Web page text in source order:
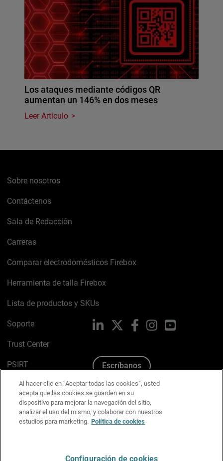
Los ataques mediante códigos QR
aumentan un 146% en dos meses
Leer Artículo
Sobre nosotros
Contáctenos
Sala de Redacción
Carreras
Comparar electrodomésticos Firebox
Herramienta de talla Firebox
Lista de productos y SKUs
Soporte
Trust Center
PSIRT
Política de cookies
Política de privacidad
Kit de medios y marca
LinkedIn FacebookInstagramYouTube
Escríbanos
Al hacer clic en “Aceptar todas las cookies”, usted
acepta que las cookies se guarden en su
dispositivo para mejorar la navegación del sitio,
analizar el uso del mismo, y colaborar con nuestros
estudios para marketing. Política de cookies
Configuración de cookies